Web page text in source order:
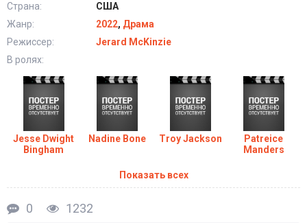
Подноготная съёмок (2022) в хорошем качестве
HD
Страна:
США
Жанр:
2022, Драма
Режиссер:
Jerard McKinzie
В ролях:
Jesse Dwight
Bingham
Nadine Bone Troy Jackson
Patreice
Manders
Показать всех
0 1232